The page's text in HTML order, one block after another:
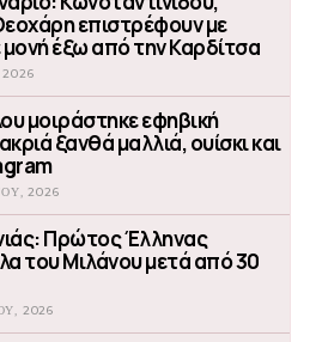
επιστρέφουν με
έξω από την Καρδίτσα
μοιράστηκε εφηβική
ξανθά μαλλιά, ουίσκι και
2026
Πρώτος Έλληνας
του Μιλάνου μετά από 30
2026